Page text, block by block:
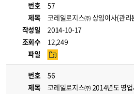
번호
57
제목
코레일로지스㈜ 상임이사(관리
작성일
2014-10-17
조회수
12,249
파일
번호
56
제목
코레일로지스㈜ 2014년도 영